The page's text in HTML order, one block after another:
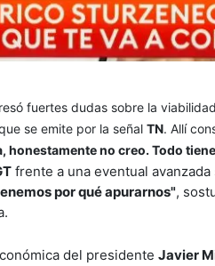
fuertes dudas sobre la
se emite por la señal TN. Allí
honestamente no creo. Todo
frente a una eventual
por qué apurarnos",
del presidente Javier